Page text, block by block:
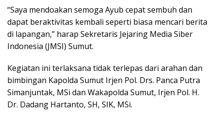
“Saya mendoakan semoga Ayub cepat sembuh dan
dapat beraktivitas kembali seperti biasa mencari berita
di lapangan,” harap Sekretaris Jejaring Media Siber
Indonesia (JMSI) Sumut.
Kegiatan ini terlaksana tidak terlepas dari arahan dan
bimbingan Kapolda Sumut Irjen Pol. Drs. Panca Putra
Simanjuntak, MSi dan Wakapolda Sumut, Irjen Pol. H.
Dr. Dadang Hartanto, SH, SIK, MSi.